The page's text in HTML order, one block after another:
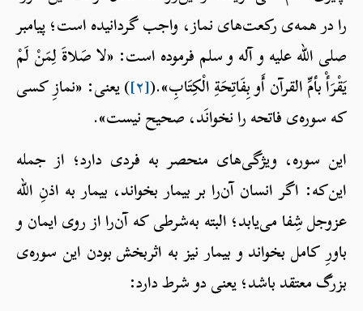
را در همه‌ی رکعت‌های نماز، واجب گردانیده است؛ پیامبر
صلی الله علیه و آله و سلم فرموده است: «لا صَلاةَ لِمَنْ لَمْ
يَقْرَأْ بأمِّ القرآن أَو بِفَاتِحَةِ الْكِتَابِ».([۲] ) یعنی: «نمازِ کسی
که سوره‌ی فاتحه را نخوانَد، صحیح نیست».
این سوره، ویژگی‌های منحصر به فردی دارد؛ از جمله
این‌که: اگر انسان آن‌را بر بیمار بخواند، بیمار به اذنِ الله
عزوجل شِفا می‌یابد؛ البته به‌شرطی که آن‌را از روی ایمان و
باورِ کامل بخواند و بیمار نیز به اثربخش بودن این سوره‌ی
بزرگ معتقد باشد؛ یعنی دو شرط دارد: